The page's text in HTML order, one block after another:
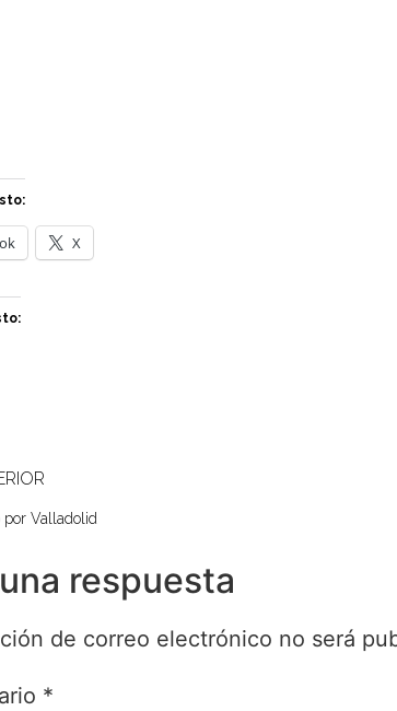
X
por Valladolid
respuesta
de correo electrónico no será
*